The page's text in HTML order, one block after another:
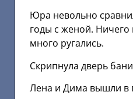
Юра невольно
годы с женой. Ничего
много ругались.
Скрипнула дверь
Лена и Дима вышли в